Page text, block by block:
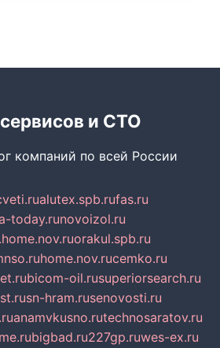
и СТО
компаний по всей России
alutex.spb.rufas.ru
today.runovoizol.ru
orakul.spb.ru
home.nov.rucemko.ru
bicom-oil.rusuperiorsearch.ru
sn-hram.rusenovosti.ru
anamvkusno.rutechnosaratov.ru
bigbad.ru227gp.ruwes-ex.ru